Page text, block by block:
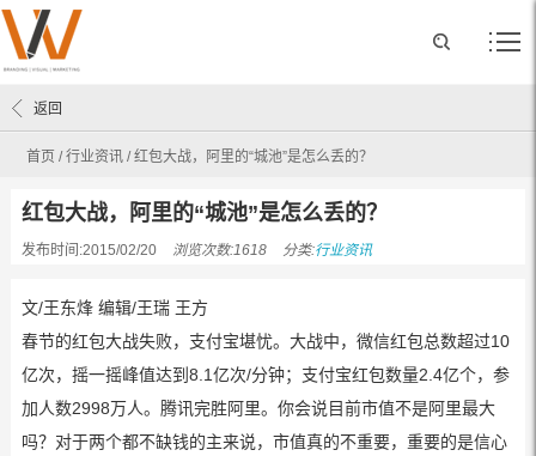
首页 /行业资讯 /红包大战，阿里的“城池”是怎么丢的？
返回
红包大战，阿里的“城池”是怎么丢的？
发布时间:2015/02/20 浏览次数:1618 分类:行业资讯
文/王东烽 编辑/王瑞 王方
春节的红包大战失败，支付宝堪忧。大战中，微信红包总数超过10
亿次，摇一摇峰值达到8.1亿次/分钟；支付宝红包数量2.4亿个，参
加人数2998万人。腾讯完胜阿里。你会说目前市值不是阿里最大
吗？对于两个都不缺钱的主来说，市值真的不重要，重要的是信心